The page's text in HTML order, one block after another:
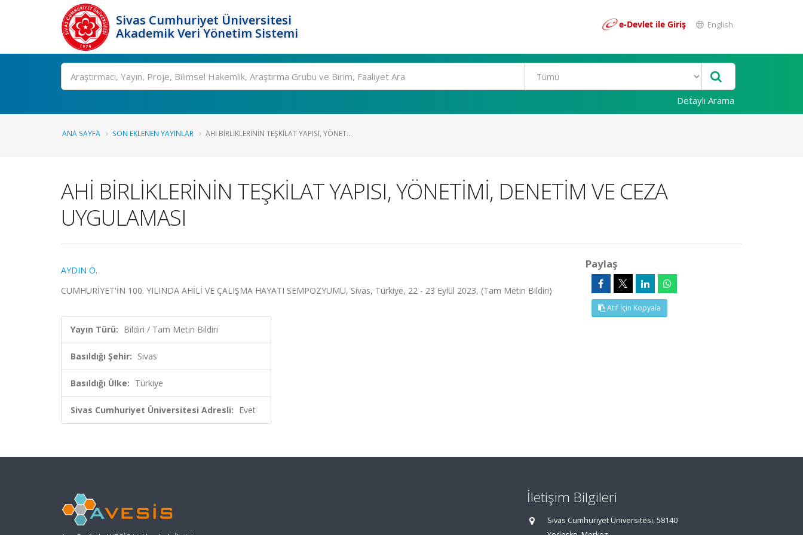
Sivas Cumhuriyet Üniversitesi
Akademik Veri Yönetim Sistemi
e-Devlet ile Giriş English
Ara
Detaylı Arama
ANA SAYFA SON EKLENEN YAYINLAR AHİ BİRLİKLERİNİN TEŞKİLAT YAPISI, YÖNET...
AHİ BİRLİKLERİNİN TEŞKİLAT YAPISI, YÖNETİMİ, DENETİM VE CEZA
UYGULAMASI
AYDIN Ö.
CUMHURİYET'İN 100. YILINDA AHİLİ VE ÇALIŞMA HAYATI SEMPOZYUMU, Sivas, Türkiye, 22 - 23 Eylül 2023, (Tam Metin Bildiri)
Yayın Türü: Bildiri / Tam Metin Bildiri
Basıldığı Şehir: Sivas
Basıldığı Ülke: Türkiye
Sivas Cumhuriyet Üniversitesi Adresli: Evet
Paylaş
Atıf İçin Kopyala
İletişim Bilgileri
Sivas Cumhuriyet Üniversitesi, 58140